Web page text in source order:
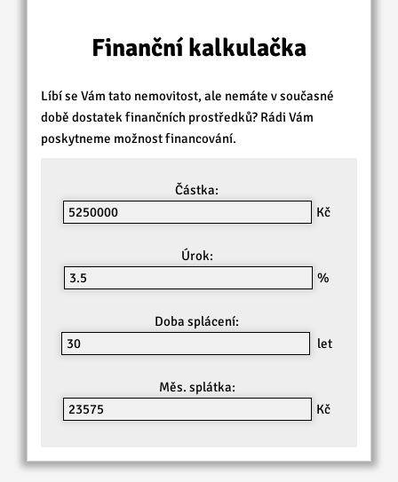
Finanční kalkulačka
Líbí se Vám tato nemovitost, ale nemáte v současné
době dostatek finančních prostředků? Rádi Vám
poskytneme možnost financování.
Částka:
Kč
Úrok:
%
Doba splácení:
let
Měs. splátka:
Kč